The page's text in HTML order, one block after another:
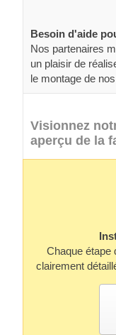
Besoin d'aide
Nos partenaires
un plaisir de
le montage de
Visionnez
aperçu de la
Chaque étape
clairement